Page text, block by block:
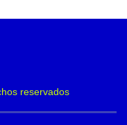
reservados